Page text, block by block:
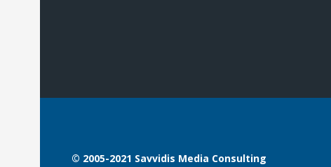
© 2005-2021 Savvidis Media Consulting